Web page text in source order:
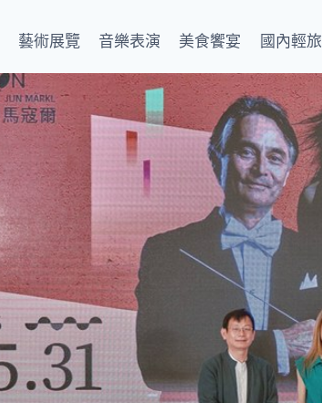
藝術展覽 音樂表演 美食饗宴 國內輕旅